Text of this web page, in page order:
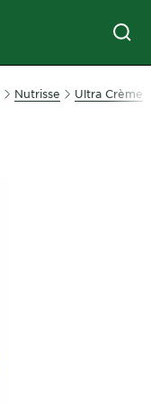
Nutrisse Ultra Crème